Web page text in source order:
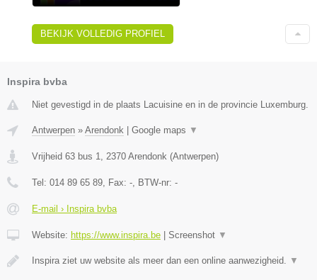
BEKIJK VOLLEDIG PROFIEL
Inspira bvba
Niet gevestigd in de plaats Lacuisine en in de provincie Luxemburg.
Antwerpen » Arendonk | Google maps ▼
Vrijheid 63 bus 1 2370 Arendonk (Antwerpen)
Tel: 014 89 65 89 , Fax: - , BTW-nr: -
E-mail › Inspira bvba
Website: https://www.inspira.be | Screenshot ▼
Inspira ziet uw website als meer dan een online aanwezigheid. ▼